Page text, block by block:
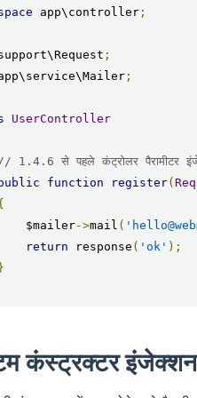
app\controller ;
;
;
UserController
1.4.6 से पहले कंट्रोलर पैरामीटर
function register(
        $mailer
->mail (
return response ( 'ok' );
कंस्ट्रक्टर इंजेक्शन